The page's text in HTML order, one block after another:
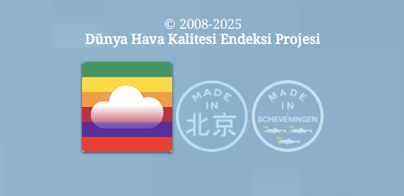
© 2008-2025
Dünya Hava Kalitesi Endeksi Projesi